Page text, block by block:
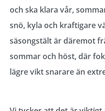
och ska klara vår,
snö, kyla och kraftigare
säsongstält är däremot
sommar och höst, där
lägre vikt snarare än